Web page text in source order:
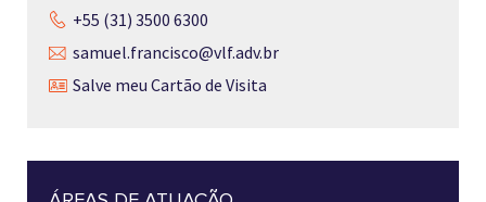
+55 (31) 3500 6300
samuel.francisco@vlf.adv.br
Salve meu Cartão de Visita